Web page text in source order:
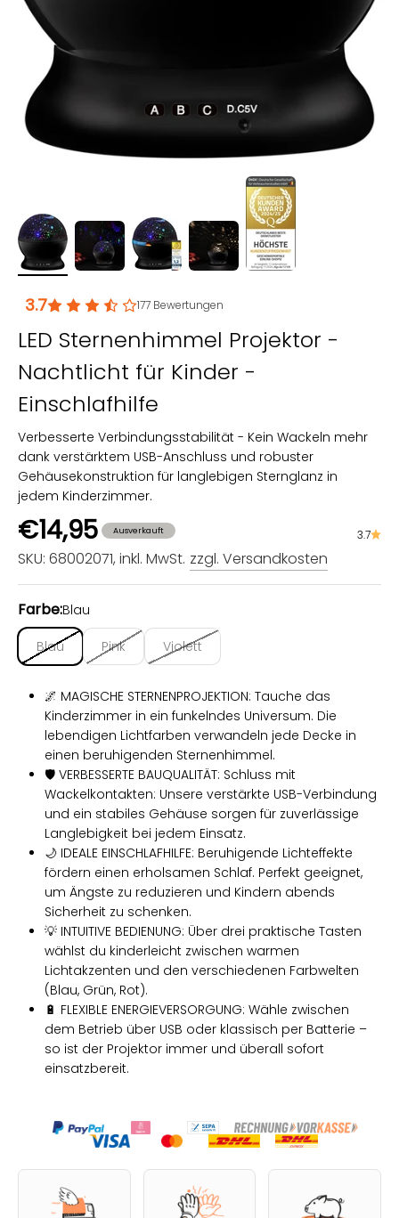
3.7 177 Bewertungen
LED Sternenhimmel Projektor -
Nachtlicht für Kinder -
Einschlafhilfe
Verbesserte Verbindungsstabilität - Kein Wackeln mehr
dank verstärktem USB-Anschluss und robuster
Gehäusekonstruktion für langlebigen Sternglanz in
jedem Kinderzimmer.
Angebot
€14,95 Ausverkauft 3.7
SKU: 68002071, inkl. MwSt. zzgl. Versandkosten
Farbe:Blau
Blau Pink Violett
🌌 MAGISCHE STERNENPROJEKTION: Tauche das
Kinderzimmer in ein funkelndes Universum. Die
lebendigen Lichtfarben verwandeln jede Decke in
einen beruhigenden Sternenhimmel.
🛡️ VERBESSERTE BAUQUALITÄT: Schluss mit
Wackelkontakten: Unsere verstärkte USB-Verbindung
und ein stabiles Gehäuse sorgen für zuverlässige
Langlebigkeit bei jedem Einsatz.
🌙 IDEALE EINSCHLAFHILFE: Beruhigende Lichteffekte
fördern einen erholsamen Schlaf. Perfekt geeignet,
um Ängste zu reduzieren und Kindern abends
Sicherheit zu schenken.
💡 INTUITIVE BEDIENUNG: Über drei praktische Tasten
wählst du kinderleicht zwischen warmen
Lichtakzenten und den verschiedenen Farbwelten
(Blau, Grün, Rot).
🔋 FLEXIBLE ENERGIEVERSORGUNG: Wähle zwischen
dem Betrieb über USB oder klassisch per Batterie –
so ist der Projektor immer und überall sofort
einsatzbereit.